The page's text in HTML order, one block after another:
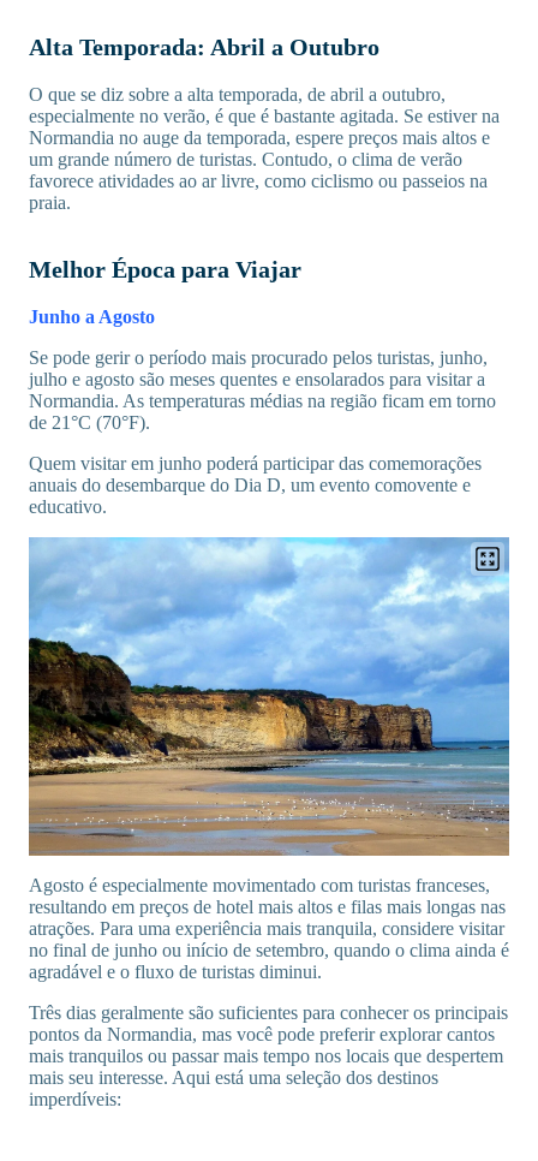
Alta Temporada: Abril a Outubro
O que se diz sobre a alta temporada, de abril a outubro,
especialmente no verão, é que é bastante agitada. Se estiver na
Normandia no auge da temporada, espere preços mais altos e
um grande número de turistas. Contudo, o clima de verão
favorece atividades ao ar livre, como ciclismo ou passeios na
praia.
Melhor Época para Viajar
Junho a Agosto
Se pode gerir o período mais procurado pelos turistas, junho,
julho e agosto são meses quentes e ensolarados para visitar a
Normandia. As temperaturas médias na região ficam em torno
de 21°C (70°F).
Quem visitar em junho poderá participar das comemorações
anuais do desembarque do Dia D, um evento comovente e
educativo.
Agosto é especialmente movimentado com turistas franceses,
resultando em preços de hotel mais altos e filas mais longas nas
atrações. Para uma experiência mais tranquila, considere visitar
no final de junho ou início de setembro, quando o clima ainda é
agradável e o fluxo de turistas diminui.
Três dias geralmente são suficientes para conhecer os principais
pontos da Normandia, mas você pode preferir explorar cantos
mais tranquilos ou passar mais tempo nos locais que despertem
mais seu interesse. Aqui está uma seleção dos destinos
imperdíveis: